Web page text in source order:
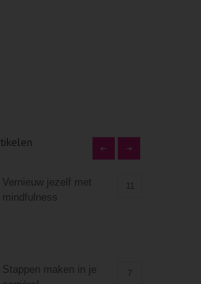
Vernieuw jezelf met
mindfulness
Stappen maken in je
7